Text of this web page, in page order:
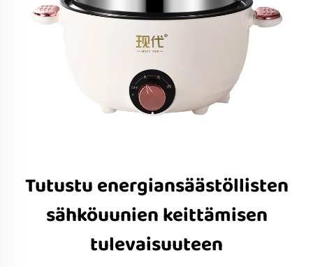
Tutustu energiansäästöllisten
sähköuunien keittämisen
tulevaisuuteen